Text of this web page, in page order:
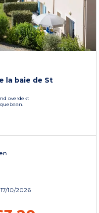
la baie de St
overdekt
10/2026